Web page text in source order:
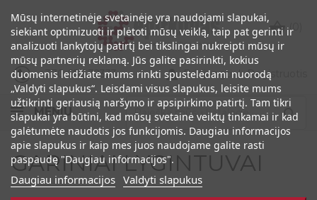
 (0)
+370 686 32333  Prisijungti|Registruotis
MENIU 
GARINIAI LYGINTUVAI
Mūsų internetinėje svetainėje yra naudojami slapukai,
siekiant optimizuoti ir plėtoti mūsų veiklą, taip pat gerinti ir
analizuoti lankytojų patirtį bei tikslingai nukreipti mūsų ir
mūsų partnerių reklamą. Jūs galite pasirinkti, kokius
duomenis leidžiate mums rinkti spustelėdami nuorodą
„Valdyti slapukus“. Leisdami visus slapukus, leisite mums
užtikrinti geriausią naršymo ir apsipirkimo patirtį. Tam tikri
slapukai yra būtini, kad mūsų svetainė veiktų tinkamai ir kad
galėtumėte naudotis jos funkcijomis. Daugiau informacijos
apie slapukus ir kaip mes juos naudojame galite rasti
paspaudę "Daugiau informacijos".
Daugiau informacijos Valdyti slapukus